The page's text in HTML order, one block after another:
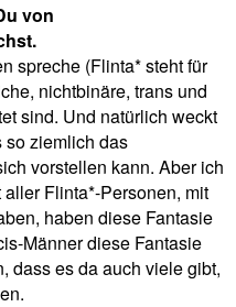
von
spreche (Flinta* steht für
nichtbinäre, trans und
sind. Und natürlich weckt
so ziemlich das
vorstellen kann. Aber ich
Flinta*-Personen, mit
haben diese Fantasie
Männer diese Fantasie
dass es da auch viele gibt,